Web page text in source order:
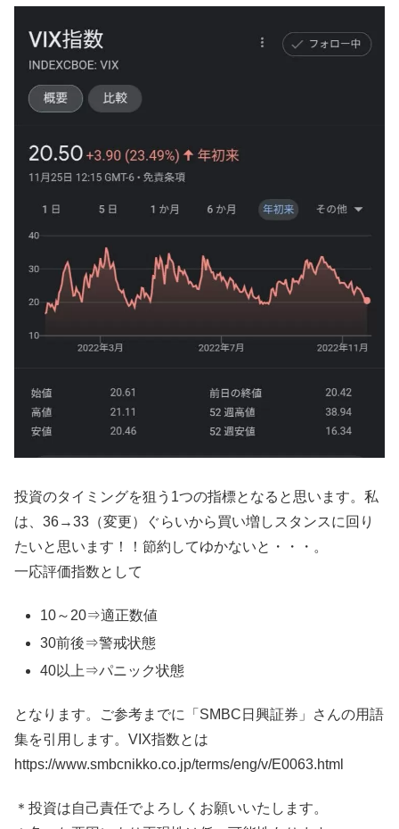
投資のタイミングを狙う1つの指標となると思います。私
は、36→33（変更）ぐらいから買い増しスタンスに回り
たいと思います！！節約してゆかないと・・・。
一応評価指数として
10～20⇒適正数値
30前後⇒警戒状態
40以上⇒パニック状態
となります。ご参考までに「SMBC日興証券」さんの用語
集を引用します。VIX指数とは
https://www.smbcnikko.co.jp/terms/eng/v/E0063.html
＊投資は自己責任でよろしくお願いいたします。